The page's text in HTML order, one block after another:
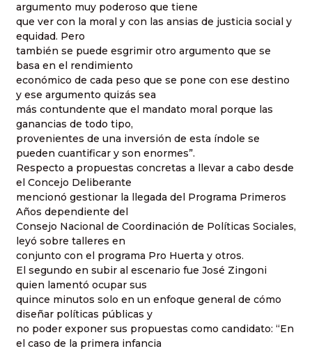
argumento muy poderoso que tiene
que ver con la moral y con las ansias de justicia social y
equidad. Pero
también se puede esgrimir otro argumento que se
basa en el rendimiento
económico de cada peso que se pone con ese destino
y ese argumento quizás sea
más contundente que el mandato moral porque las
ganancias de todo tipo,
provenientes de una inversión de esta índole se
pueden cuantificar y son enormes”.
Respecto a propuestas concretas a llevar a cabo desde
el Concejo Deliberante
mencionó gestionar la llegada del Programa Primeros
Años dependiente del
Consejo Nacional de Coordinación de Políticas Sociales,
leyó sobre talleres en
conjunto con el programa Pro Huerta y otros.
El segundo en subir al escenario fue José Zingoni
quien lamentó ocupar sus
quince minutos solo en un enfoque general de cómo
diseñar políticas públicas y
no poder exponer sus propuestas como candidato: “En
el caso de la primera infancia